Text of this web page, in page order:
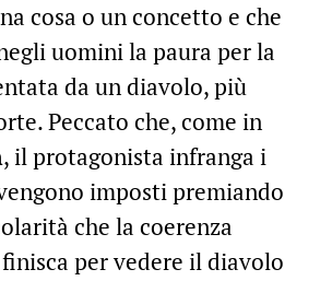
cosa o un concetto e che
uomini la paura per la
da un diavolo, più
Peccato che, come in
, il protagonista infranga i
imposti premiando
che la coerenza
per vedere il diavolo